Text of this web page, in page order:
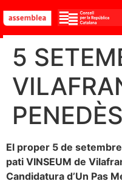
5
PENEDÈS
El proper 5 de
pati VINSEUM de
Candidatura d’Un Pas